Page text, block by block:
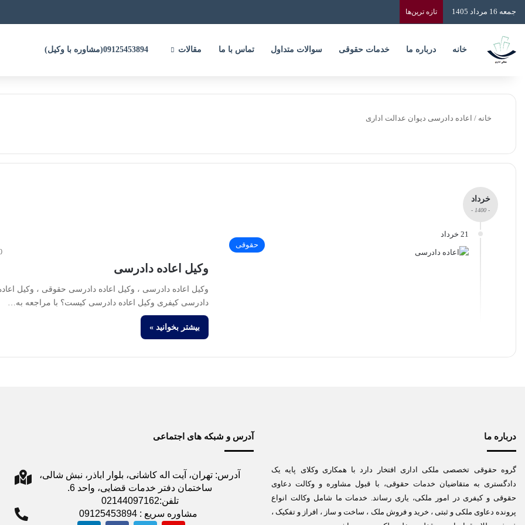
جمعه 16 مرداد 1405 تازه‌ ترین‌ها
خانه درباره ما خدمات حقوقی سوالات متداول تماس با ما مقالات
خانه / اعاده دادرسی دیوان عدالت اداری
خرداد
- 1400 -
21 خرداد
حقوقی
وکیل اعاده دادرسی
وکیل اعاده دادرسی ، وکیل اعاده دادرسی حقوقی ، وکیل
دادرسی کیفری وکیل اعاده دادرسی کیست؟ با مراجعه به…
بیشتر بخوانید »
درباره ما
گروه حقوقی تخصصی ملکی اداری افتخار دارد با همکاری وکلای پایه یک
دادگستری به متقاضیان خدمات حقوقی، با قبول مشاوره و وکالت دعاوی
حقوقی و کیفری در امور ملکی، یاری رساند. خدمات ما شامل وکالت انواع
پرونده دعاوی ملکی و ثبتی ، خرید و فروش ملک ، ساخت و ساز ، افراز و تفکیک ،
آدرس و شبکه های اجتماعی
آدرس: تهران، آیت اله کاشانی، بلوار اباذر، نبش شالی،
ساختمان دفتر خدمات قضایی، واحد 6.
تلفن:02144097162
مشاوره سریع : 09125453894